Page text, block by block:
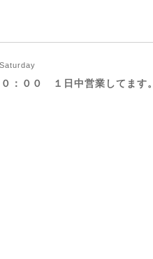
：００ １日中営業してます。